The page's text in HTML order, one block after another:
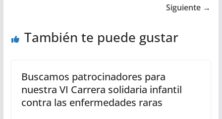
Siguiente →
También te puede gustar
Buscamos patrocinadores para
nuestra VI Carrera solidaria infantil
contra las enfermedades raras